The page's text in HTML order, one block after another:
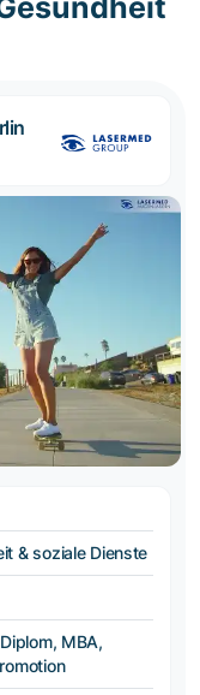
& soziale Dienste
MBA,